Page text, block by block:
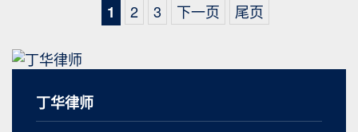
1 2 3 下一页 尾页
丁华律师